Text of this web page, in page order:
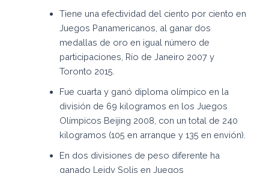
Tiene una efectividad del ciento por ciento en
Juegos Panamericanos, al ganar dos
medallas de oro en igual número de
participaciones, Río de Janeiro 2007 y
Toronto 2015.
Fue cuarta y ganó diploma olímpico en la
división de 69 kilogramos en los Juegos
Olímpicos Beijing 2008, con un total de 240
kilogramos (105 en arranque y 135 en envión).
En dos divisiones de peso diferente ha
ganado Leidy Solís en Juegos